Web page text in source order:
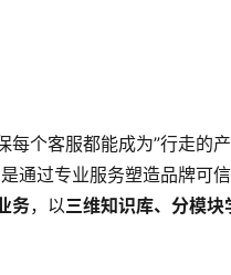
每个客服都能成为”行走的
通过专业服务塑造品牌可
务，以三维知识库、分模块